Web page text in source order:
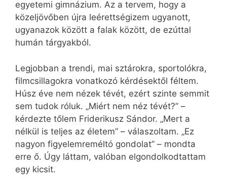
egyetemi gimnázium. Az a tervem, hogy a
közeljövőben újra leérettségizem ugyanott,
ugyanazok között a falak között, de ezúttal
humán tárgyakból.
Legjobban a trendi, mai sztárokra, sportolókra,
filmcsillagokra vonatkozó kérdésektől féltem.
Húsz éve nem nézek tévét, ezért szinte semmit
sem tudok róluk. „Miért nem néz tévét?” –
kérdezte tőlem Friderikusz Sándor. „Mert a
nélkül is teljes az életem” – válaszoltam. „Ez
nagyon figyelemreméltó gondolat” – mondta
erre ő. Úgy láttam, valóban elgondolkodtattam
egy kicsit.